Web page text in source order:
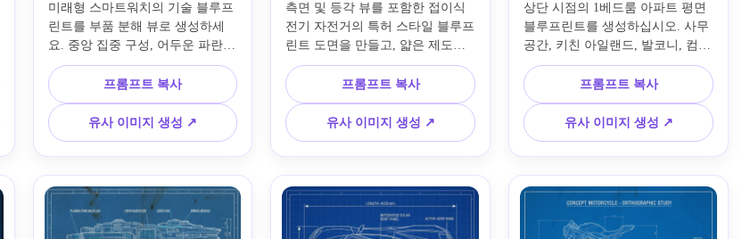
미래형 스마트워치의 기술 블루프
린트를 부품 분해 뷰로 생성하세
요. 중앙 집중 구성, 어두운 파란
종이에 깔끔한 흰색 엔지니어링
선, 부품 명칭, 치수 표시, 마이크
로 디테일 텍스처, 산업 디자인 주
석, 최소 레이아웃, 전문적인 느낌,
깨끗한 도식 프레젠테이션으로 컨
셉 제품 시트에 적합합니다.
프롬프트 복사
유사 이미지 생성 ↗
측면 및 등각 뷰를 포함한 접이식
전기 자전거의 특허 스타일 블루프
린트 도면을 만들고, 얇은 제도선,
번호가 매겨진 프롬프트, 간단한
주석 라벨, 단색 흰색-파란색 팔레
트, 정밀한 기계 구조, 발명 시트
레이아웃, 미묘한 오래된 기술 종
이 질감, 깔끔하고 공식적인 엔지
니어링 문서 느낌을 보여줍니다.
프롬프트 복사
유사 이미지 생성 ↗
상단 시점의 1베드룸 아파트 평면
블루프린트를 생성하십시오. 사무
공간, 키친 아일랜드, 발코니, 컴팩
트 거실 공간을 포함합니다. 클래
식 블루프린트 파란색 배경에 화이
트 건축 제도선, 방 라벨, 문, 창문,
현실적인 이동 경로, 깔끔한 치수
안내, 조직된 구성과 프레젠테이션
에 적합한 제도 품질을 보여줍니
다.
프롬프트 복사
유사 이미지 생성 ↗